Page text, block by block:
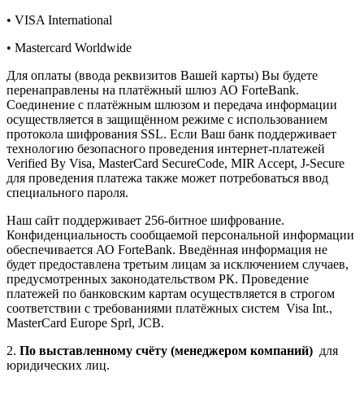
• VISA International
• Mastercard Worldwide
Для оплаты (ввода реквизитов Вашей карты) Вы будете
перенаправлены на платёжный шлюз АО ForteBank.
Соединение с платёжным шлюзом и передача информации
осуществляется в защищённом режиме с использованием
протокола шифрования SSL. Если Ваш банк поддерживает
технологию безопасного проведения интернет-платежей
Verified By Visa, MasterCard SecureCode, MIR Accept, J-Secure
для проведения платежа также может потребоваться ввод
специального пароля.
Наш сайт поддерживает 256-битное шифрование.
Конфиденциальность сообщаемой персональной информации
обеспечивается АО ForteBank. Введённая информация не
будет предоставлена третьим лицам за исключением случаев,
предусмотренных законодательством РК. Проведение
платежей по банковским картам осуществляется в строгом
соответствии с требованиями платёжных систем Visa Int.,
MasterCard Europe Sprl, JCB.
2. По выставленному счёту (менеджером компаний) для
юридических лиц.